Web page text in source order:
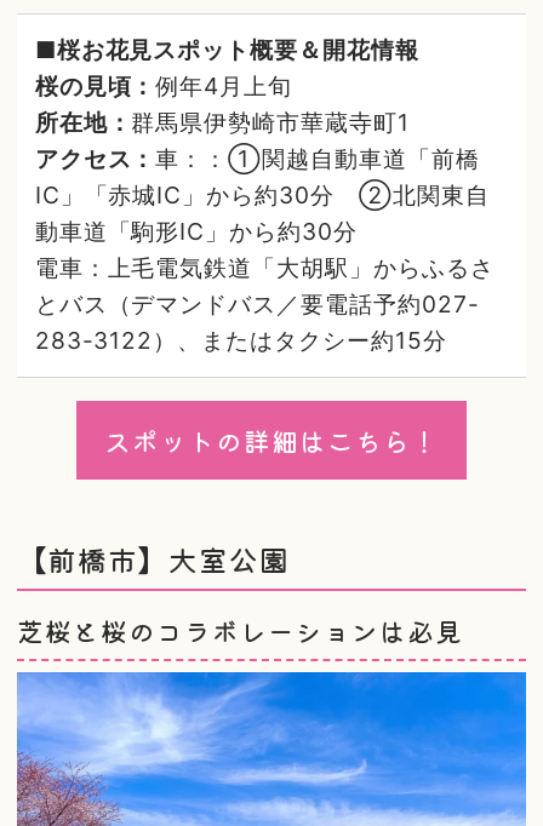
■桜お花見スポット概要＆開花情報
桜の見頃：例年4月上旬
所在地： 群馬県伊勢崎市華蔵寺町1
アクセス：車：：①関越自動車道「前橋
IC」「赤城IC」から約30分 ②北関東自
動車道「駒形IC」から約30分
電車：上毛電気鉄道「大胡駅」からふるさ
とバス（デマンドバス／要電話予約027-
283-3122）、またはタクシー約15分
スポットの詳細はこちら！
【前橋市】大室公園
芝桜と桜のコラボレーションは必見